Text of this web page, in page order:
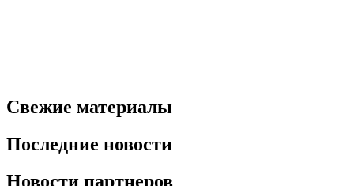
Свежие материалы
Последние новости
Новости партнеров